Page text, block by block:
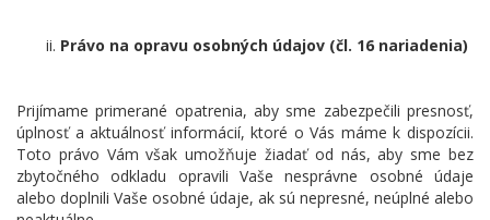
Právo na opravu osobných údajov (čl. 16 nariadenia)
Prijímame primerané opatrenia, aby sme zabezpečili presnosť,
úplnosť a aktuálnosť informácií, ktoré o Vás máme k dispozícii.
Toto právo Vám však umožňuje žiadať od nás, aby sme bez
zbytočného odkladu opravili Vaše nesprávne osobné údaje
alebo doplnili Vaše osobné údaje, ak sú nepresné, neúplné alebo